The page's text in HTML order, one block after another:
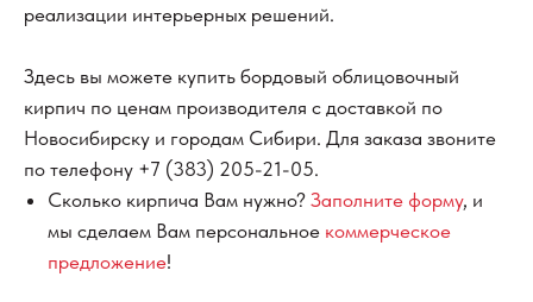
реализации интерьерных решений.
Здесь вы можете купить бордовый облицовочный
кирпич по ценам производителя с доставкой по
Новосибирску и городам Сибири. Для заказа звоните
по телефону +7 (383) 205-21-05.
Сколько кирпича Вам нужно? Заполните форму, и
мы сделаем Вам персональное коммерческое
предложение!